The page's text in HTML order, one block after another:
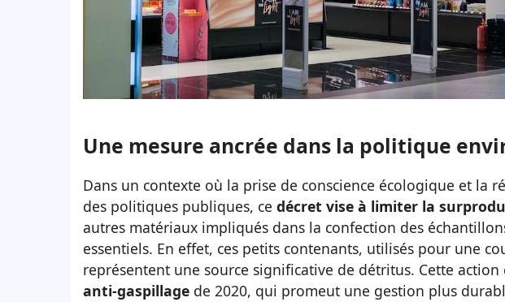
Une mesure ancrée dans la politique
Dans un contexte où la prise de conscience écologique et la
des politiques publiques, ce décret vise à limiter la
autres matériaux impliqués dans la confection des
essentiels. En effet, ces petits contenants, utilisés pour une
représentent une source significative de détritus. Cette
anti-gaspillage de 2020, qui promeut une gestion plus